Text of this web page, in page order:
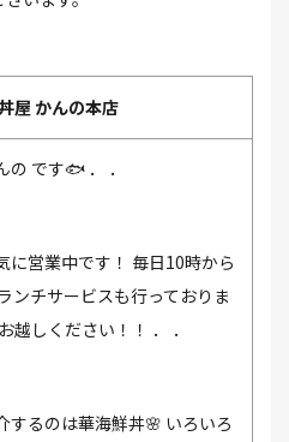
屋 かんの本店
の です🐟 ． ．
に営業中です！ 毎日10時から
ンチサービスも行っておりま
越しください！！ ． ．
するのは華海鮮丼🌸 いろいろ